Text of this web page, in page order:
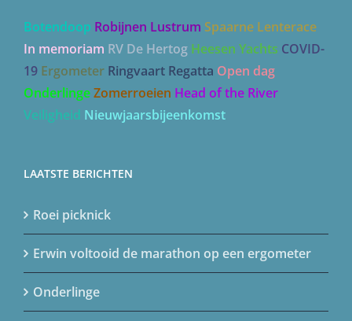
Botendoop Robijnen Lustrum Spaarne Lenterace
In memoriam RV De Hertog Heesen Yachts COVID-
19 Ergometer Ringvaart Regatta Open dag
OnderlingeZomerroeien Head of the River
Veiligheid Nieuwjaarsbijeenkomst
LAATSTE BERICHTEN
Roei picknick
Erwin voltooid de marathon op een ergometer
Onderlinge